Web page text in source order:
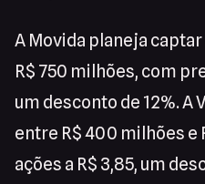
A Movida planeja
R$ 750 milhões, com
um desconto de 12%. A
entre R$ 400 milhões e
ações a R$ 3,85, um